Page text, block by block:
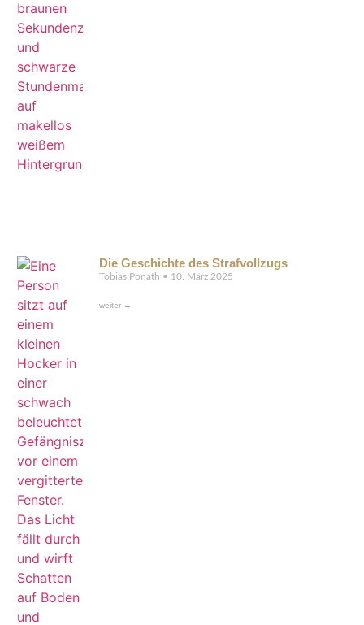
Die Geschichte des Strafvollzugs
Tobias Ponath 10. März 2025
weiter →